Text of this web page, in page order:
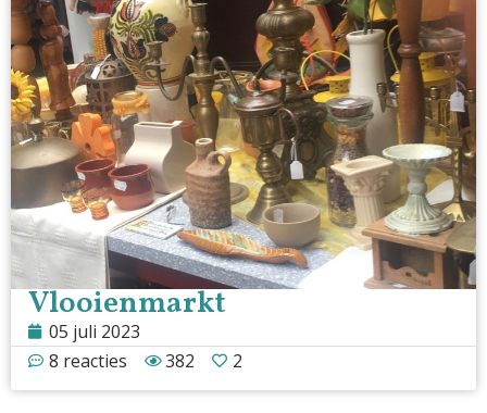
Vlooienmarkt
05 juli 2023
8 reacties
382 2